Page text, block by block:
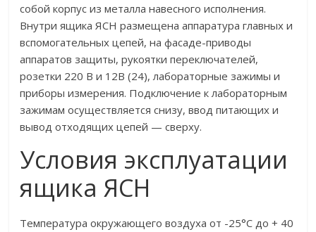
собой корпус из металла навесного исполнения.
Внутри ящика ЯСН размещена аппаратура главных и
вспомогательных цепей, на фасаде-приводы
аппаратов защиты, рукоятки переключателей,
розетки 220 В и 12В (24), лабораторные зажимы и
приборы измерения. Подключение к лабораторным
зажимам осуществляется снизу, ввод питающих и
вывод отходящих цепей — сверху.
Условия эксплуатации
ящика ЯСН
Температура окружающего воздуха от -25°С до + 40